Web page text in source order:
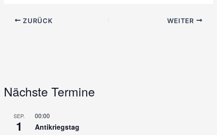
ZURÜCK WEITER
Nächste Termine
SEP.
1
00:00
Antikriegstag